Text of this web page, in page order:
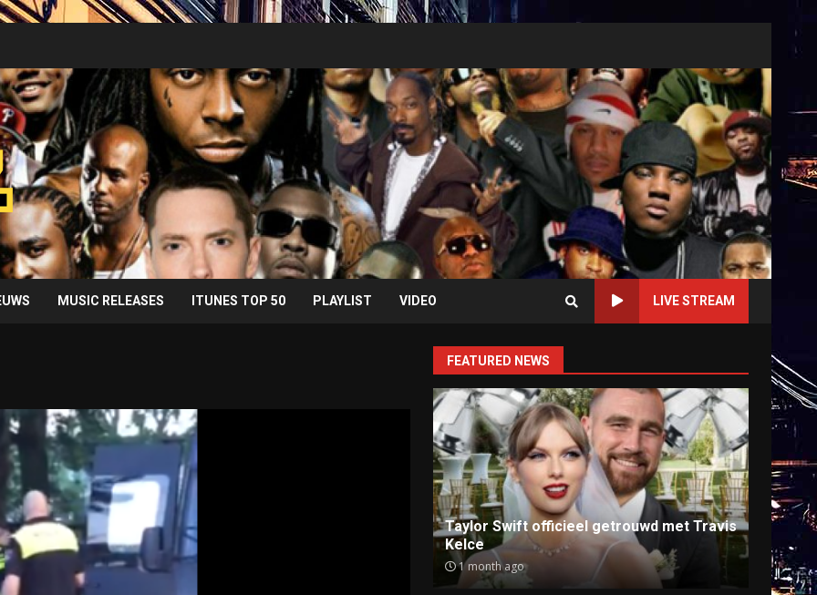
MUSIC RELEASES ITUNES TOP 50 PLAYLIST VIDEO LIVE STREAM
FEATURED NEWS
Taylor Swift officieel getrouwd met Travis
Kelce
1 month ago
Ray J klaagt Kim Kardashian aan om
sekstape
9 months ago
Anti-
9